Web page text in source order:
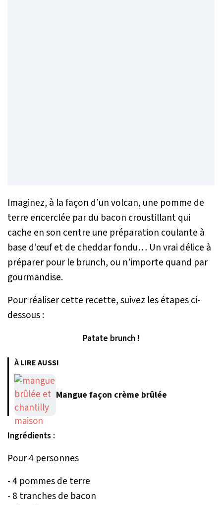
Imaginez, à la façon d’un volcan, une pomme de
terre encerclée par du bacon croustillant qui
cache en son centre une préparation coulante à
base d’œuf et de cheddar fondu… Un vrai délice à
préparer pour le brunch, ou n’importe quand par
gourmandise.
Pour réaliser cette recette, suivez les étapes ci-
dessous :
Patate brunch !
À LIRE AUSSI
Mangue façon crème brûlée
Ingrédients :
Pour 4 personnes
- 4 pommes de terre
- 8 tranches de bacon